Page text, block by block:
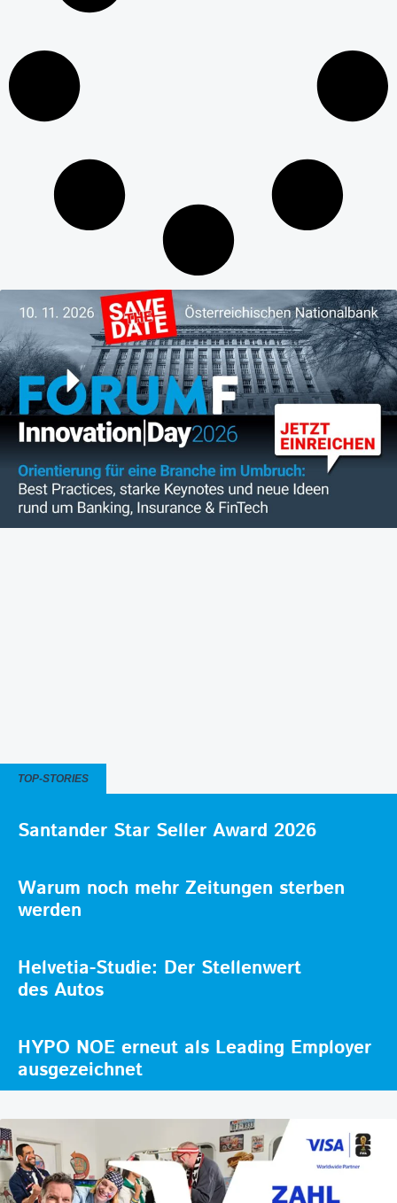
TOP-STORIES
Santander Star Seller Award 2026
Warum noch mehr Zeitungen sterben
werden
Helvetia-Studie: Der Stellenwert
des Autos
HYPO NOE erneut als Leading Employer
ausgezeichnet